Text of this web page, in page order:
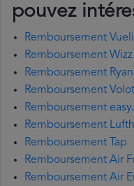
pouvez
Remboursement
Remboursement
Remboursement
Remboursement
Remboursement
Remboursement
Remboursement Tap
Remboursement Air
Remboursement Air